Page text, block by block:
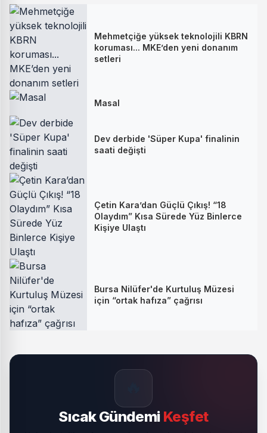
Mehmetçiğe yüksek teknolojili KBRN
koruması... MKE’den yeni donanım
setleri
Masal
Dev derbide 'Süper Kupa' finalinin
saati değişti
Çetin Kara’dan Güçlü Çıkış! “18
Olaydım” Kısa Sürede Yüz Binlerce
Kişiye Ulaştı
Bursa Nilüfer'de Kurtuluş Müzesi
için “ortak hafıza” çağrısı
Sıcak Gündemi Keşfet